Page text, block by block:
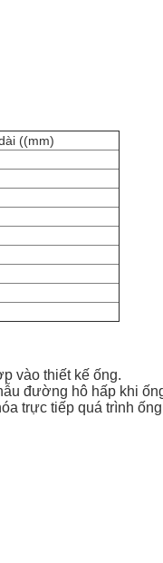
((mm)
vào thiết kế ống.
đường hô hấp khi
trực tiếp quá trình